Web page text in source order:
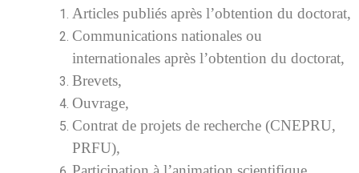
Articles publiés après l’obtention du doctorat,
Communications nationales ou
internationales après l’obtention du doctorat,
Brevets,
Ouvrage,
Contrat de projets de recherche (CNEPRU,
PRFU),